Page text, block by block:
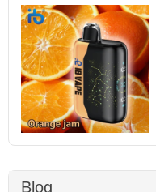
Blog